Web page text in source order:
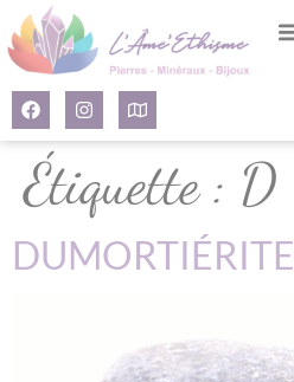
Étiquette : D
DUMORTIÉRITE
Panneau de gestion des cookies